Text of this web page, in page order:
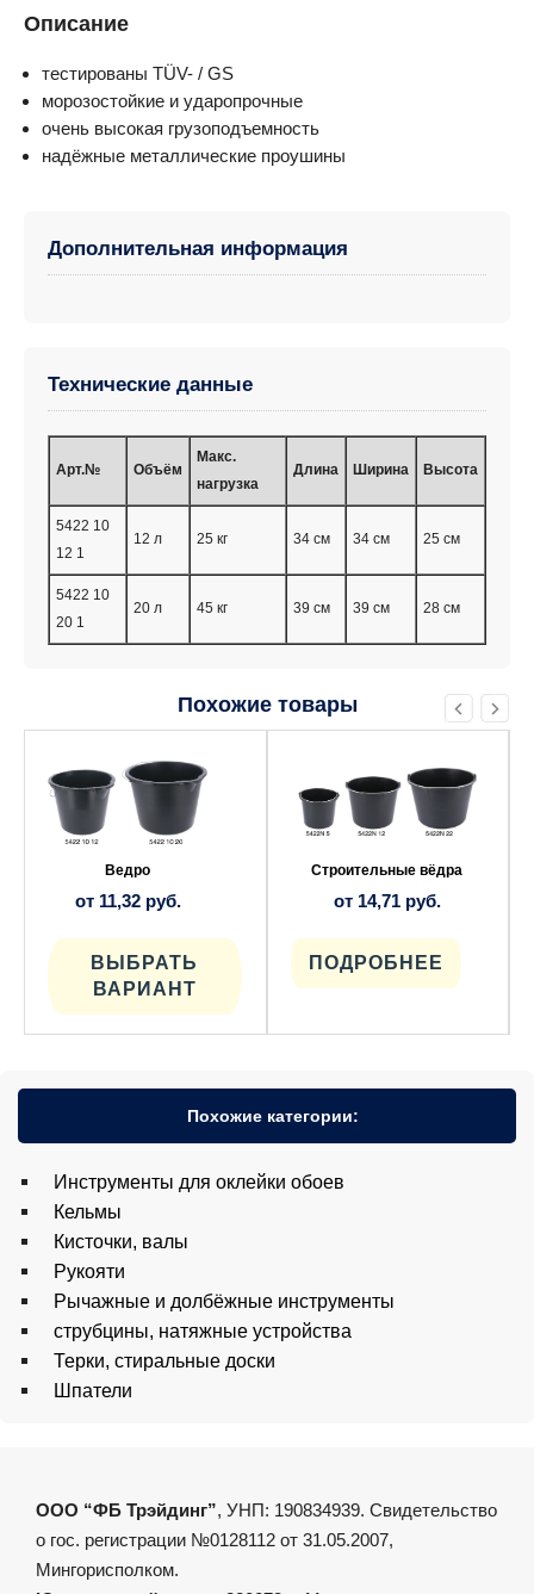
Описание
тестированы TÜV- / GS
морозостойкие и ударопрочные
очень высокая грузоподъемность
надёжные металлические проушины
Дополнительная информация
Технические данные
Арт.№ Объём
Макс.
нагрузка
Длина Ширина Высота
5422 10
12 1
12 л 25 кг 34 см 34 см 25 см
5422 10
20 1
20 л 45 кг 39 см 39 см 28 см
Похожие товары
Ведро
от 11,32 руб.
ВЫБРАТЬ
ВАРИАНТ
товар
имеет
несколько
вариаций.
Опции
можно
странице
Строительные вёдра
от 14,71 руб.
ПОДРОБНЕЕ
несколько
вариаций.
Опции
выбрать
странице
Похожие категории:
Инструменты для оклейки обоев
Кельмы
Кисточки, валы
Рукояти
Рычажные и долбёжные инструменты
струбцины, натяжные устройства
Терки, стиральные доски
Шпатели
ООО “ФБ Трэйдинг”, УНП: 190834939. Свидетельство
о гос. регистрации №0128112 от 31.05.2007,
Мингорисполком.